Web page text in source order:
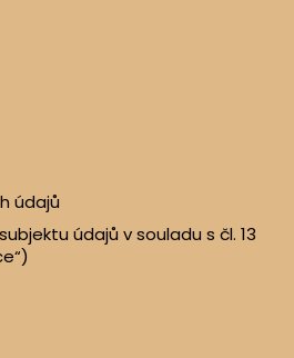
údajů
údajů v souladu s čl. 13